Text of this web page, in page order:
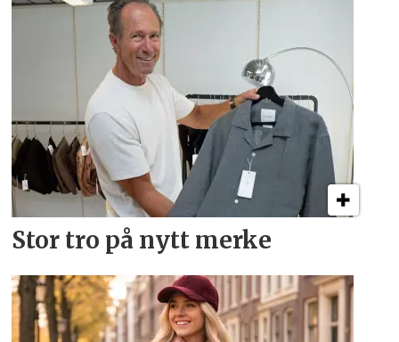
Stor tro på nytt merke